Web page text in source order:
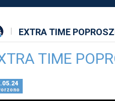
EXTRA TIME
TIME